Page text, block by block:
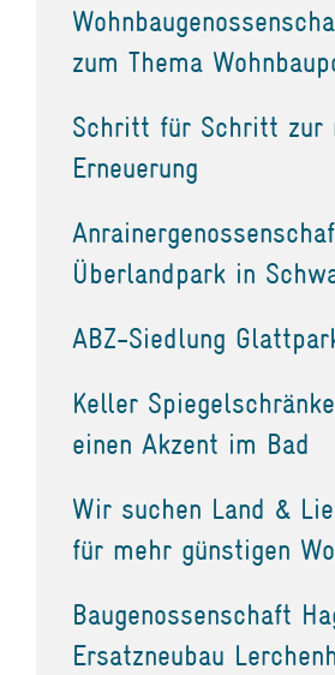
zum Thema
Schritt für Schritt zur
Erneuerung
Überlandpark in
ABZ-Siedlung
Keller
einen Akzent im Bad
Wir suchen Land &
für mehr günstigen
Baugenossenschaft
Ersatzneubau